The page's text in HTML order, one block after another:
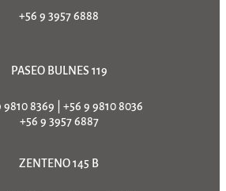
+56 9 3957 6888
PASEO BULNES 119
9810 8369
+56 9 9810 8036
+56 9 3957 6887
ZENTENO 145 B